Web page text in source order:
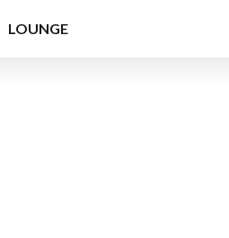
LOUNGE